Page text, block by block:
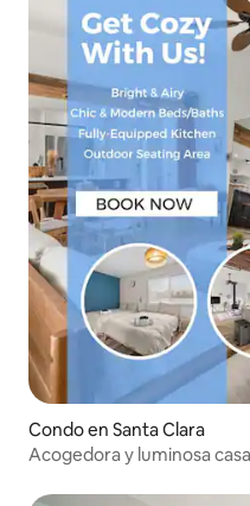
Condo en Santa Clara
Acogedora y luminosa